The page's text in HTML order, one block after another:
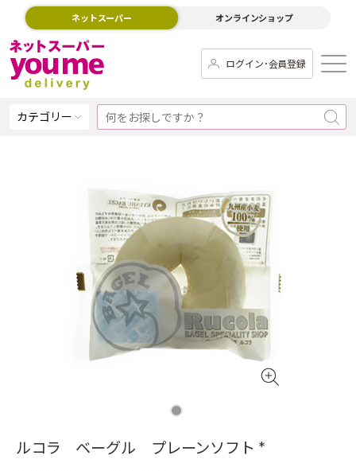
ネットスーパー オンラインショップ
ログイン･会員登録
カテゴリー
ルコラ ベーグル プレーンソフト *